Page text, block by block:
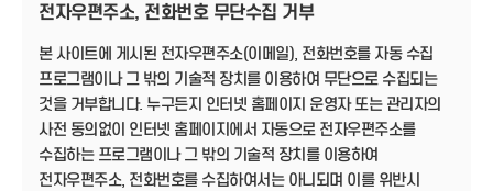
전자우편주소, 전화번호 무단수집 거부
본 사이트에 게시된 전자우편주소(이메일), 전화번호를 자동 수집
프로그램이나 그 밖의 기술적 장치를 이용하여 무단으로 수집되는
것을 거부합니다. 누구든지 인터넷 홈페이지 운영자 또는 관리자의
사전 동의없이 인터넷 홈페이지에서 자동으로 전자우편주소를
수집하는 프로그램이나 그 밖의 기술적 장치를 이용하여
전자우편주소, 전화번호를 수집하여서는 아니되며 이를 위반시